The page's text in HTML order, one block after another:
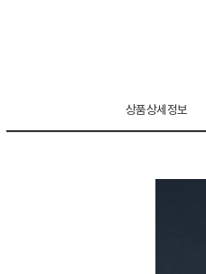
상품상세정보